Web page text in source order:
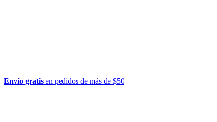
Envío gratis en pedidos de más de $50